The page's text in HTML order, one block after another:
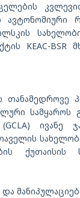
KEAC-BSR
თანამედროვე
სამყაროს
ივანე
ქუთაისის